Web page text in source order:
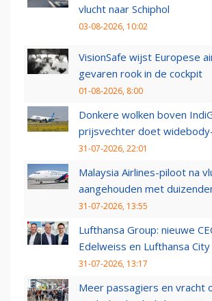
vlucht naar Schiphol
03-08-2026, 10:02
VisionSafe wijst Europese
gevaren rook in de cockpit
01-08-2026, 8:00
Donkere wolken boven
prijsvechter doet
31-07-2026, 22:01
Malaysia Airlines-piloot na
aangehouden met
31-07-2026, 13:55
Lufthansa Group: nieuwe
Edelweiss en Lufthansa City
31-07-2026, 13:17
Meer passagiers en vracht